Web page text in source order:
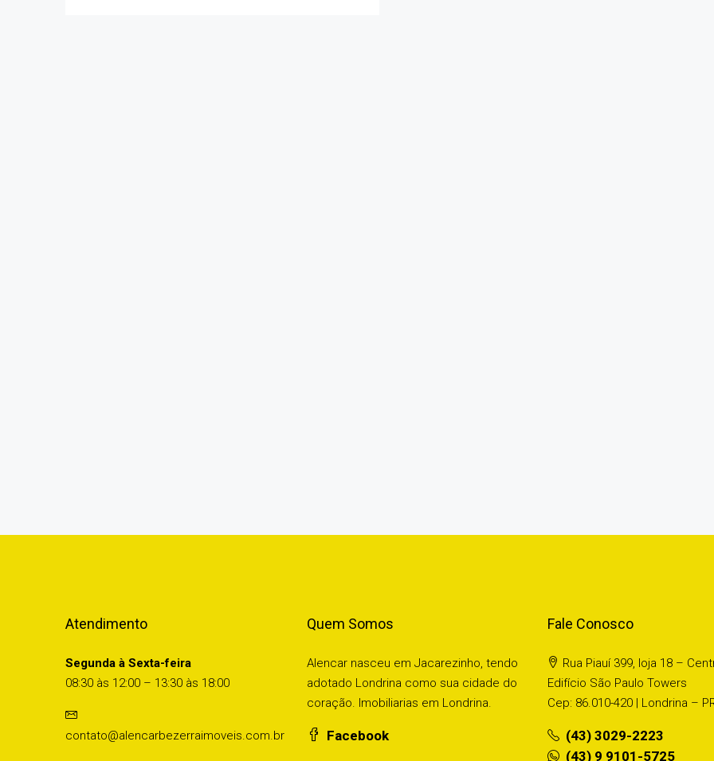
Atendimento
Segunda à Sexta-feira
08:30 às 12:00 – 13:30 às 18:00
contato@alencarbezerraimoveis.com.br
Quem Somos
Alencar nasceu em Jacarezinho, tendo
adotado Londrina como sua cidade do
coração. Imobiliarias em Londrina.
Facebook
Fale Conosco
Rua Piauí 399, loja 18 –
Edifício São Paulo Towers
Cep: 86.010-420 | Londrina –
(43) 3029-2223
(43) 9 9101-5725